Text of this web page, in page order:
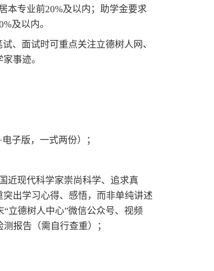
本专业前20%及以内；助学金要求
及以内。
、面试时可重点关注立德树人网、
事迹。
子版，一式两份）；
近现代科学家崇尚科学、追求真
出学习心得、感悟，而非单纯讲述
立德树人中心”微信公众号、视频
报告（需自行查重）；